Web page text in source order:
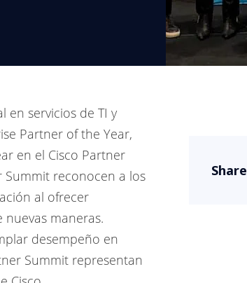
en servicios de TI y
Partner of the Year,
en el Cisco Partner
Summit reconocen a los
al ofrecer
maneras.
desempeño en
Summit representan